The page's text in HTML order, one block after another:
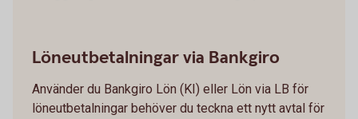
Löneutbetalningar via Bankgiro
Använder du Bankgiro Lön (KI) eller Lön via LB för
löneutbetalningar behöver du teckna ett nytt avtal för